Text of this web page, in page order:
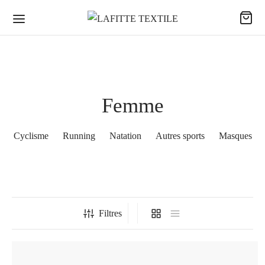
Femme
Cyclisme Running Natation Autres sports Masques
Filtres